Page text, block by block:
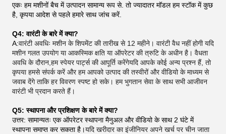
एकः हम मशीनों बैच में उत्पादन सामान्य रूप से. तो ज्यादातर मॉडल हम स्टॉक में कुछ
है, कृपया आदेश से पहले हमारे साथ जांच करें.
Q4: वारंटी के बारे में क्या?
A:वारंटी अवधिः मशीन के शिपमेंट की तारीख से 12 महीने। वारंटी वैध नहीं होगी यदि
मशीन गलत उपयोग या आकस्मिक क्षति या ऑपरेटर की त्रुटि के अधीन है। वैधता
अवधि के दौरान,हम स्पेयर पार्ट्स की आपूर्ति करेंगेयदि आपके कोई अन्य प्रश्न हैं, तो
कृपया हमसे संपर्क करें और हम आपको उत्पाद की तस्वीरों और वीडियो के माध्यम से
जवाब देंगे ताकि हर विवरण स्पष्ट हो सके। हम भुगतान सेवा के साथ सभी आजीवन
वारंटी भी प्रदान करते हैं।
Q5: स्थापना और प्रशिक्षण के बारे में क्या?
उत्तर: सामान्यतः एक ऑपरेटर स्थापना मैनुअल और वीडियो के साथ 2 घंटे में
स्थापना समाप्त कर सकता है।यदि खरीदार का इंजीनियर अपने खर्च पर चीन जाता